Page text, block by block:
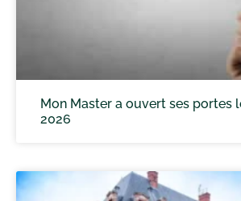
Mon Master a ouvert ses portes
2026